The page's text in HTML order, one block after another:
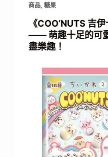
商品, 糖果
《COO’NUTS 吉
—— 萌趣十足的可
盡樂趣！